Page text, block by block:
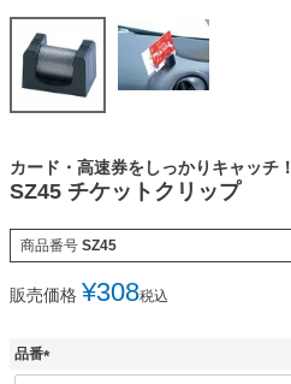
カード・高速券をしっかりキャッチ！
SZ45 チケットクリップ
商品番号 SZ45
販売価格 ¥308税込
品番
(